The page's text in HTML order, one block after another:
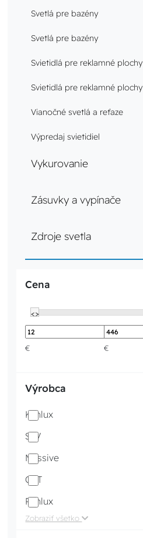
Svetlá pre bazény
Svetlá pre bazény
Svietidlá pre reklamné plochy
Svietidlá pre reklamné plochy
Vianočné svetlá a reťaze
Výpredaj svietidiel
Vykurovanie
Zásuvky a vypínače
Zdroje svetla
Cena
<>
€ €
Výrobca
Kanlux
SLV
Massive
QLT
Panlux
Zobraziť všetko